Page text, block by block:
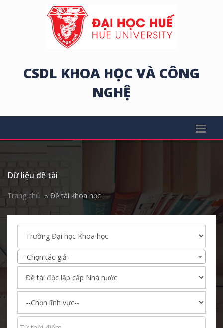
CSDL KHOA HỌC VÀ CÔNG
NGHỆ
Dữ liệu đề tài
Trang chủ Đề tài khoa học
--Chọn tác giả--